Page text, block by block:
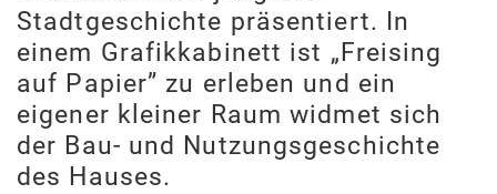
Stadtgeschichte präsentiert. In
einem Grafikkabinett ist „Freising
auf Papier” zu erleben und ein
eigener kleiner Raum widmet sich
der Bau- und Nutzungsgeschichte
des Hauses.